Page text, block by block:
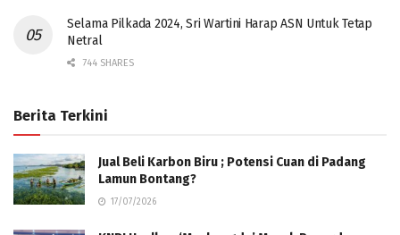
Selama Pilkada 2024, Sri Wartini Harap ASN Untuk Tetap
Netral
744 SHARES
Berita Terkini
Jual Beli Karbon Biru ; Potensi Cuan di Padang
Lamun Bontang?
17/07/2026